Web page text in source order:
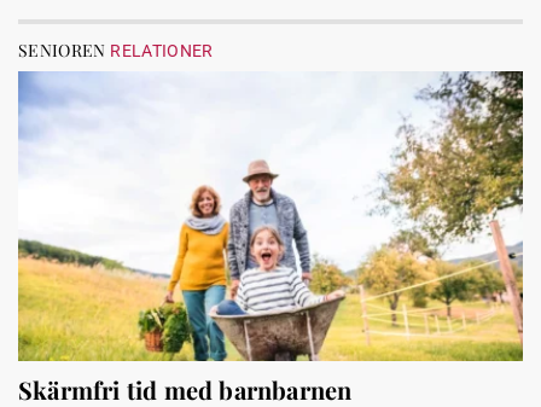
SENIOREN RELATIONER
Skärmfri tid med barnbarnen